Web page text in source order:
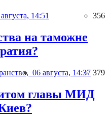
14:51 356
на таможне
06 августа, 14:37 379
главы МИД